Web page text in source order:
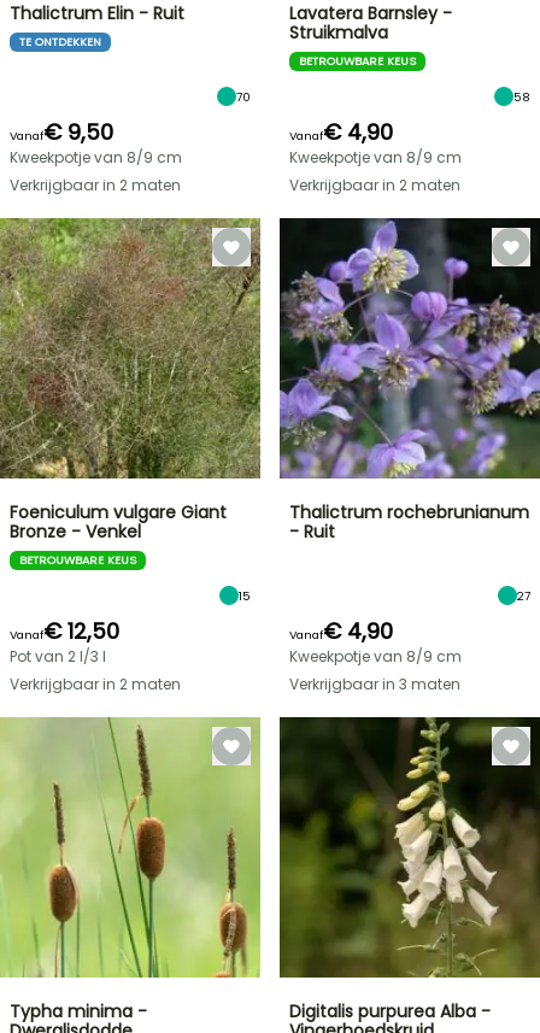
Thalictrum Elin - Ruit
TE ONTDEKKEN
70
Vanaf€ 9,50
Kweekpotje van 8/9 cm
Verkrijgbaar in 2 maten
Lavatera Barnsley -
Struikmalva
BETROUWBARE KEUS
58
Vanaf€ 4,90
Kweekpotje van 8/9 cm
Verkrijgbaar in 2 maten
Foeniculum vulgare Giant
Bronze - Venkel
BETROUWBARE KEUS
15
Vanaf€ 12,50
Pot van 2 l/3 l
Verkrijgbaar in 2 maten
Thalictrum rochebrunianum
- Ruit
27
Vanaf€ 4,90
Kweekpotje van 8/9 cm
Verkrijgbaar in 3 maten
Typha minima -
Digitalis purpurea Alba -